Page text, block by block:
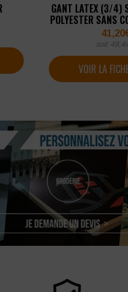
GANT LATEX (3/4)
POLYESTER SANS
(LOT DE 10
41,20
soit
VOIR LA